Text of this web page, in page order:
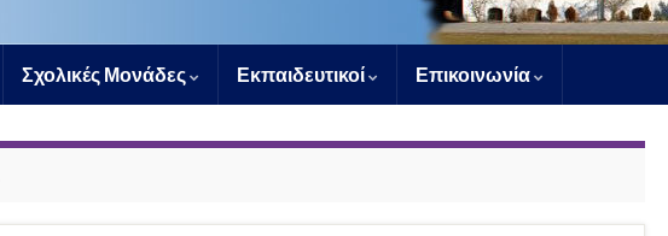
Σχολικές Μονάδες Εκπαιδευτικοί Επικοινωνία